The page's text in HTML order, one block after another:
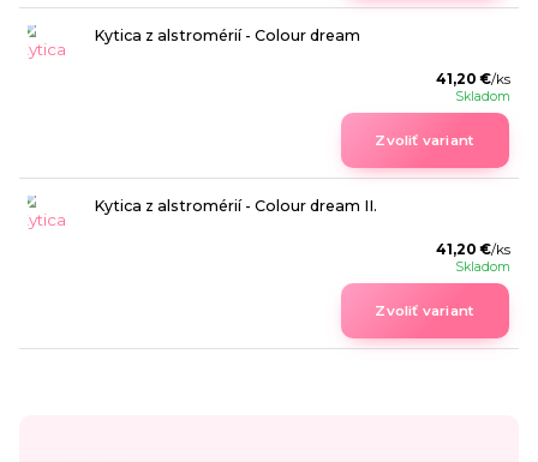
Kytica z alstromérií - Colour dream
41,20 €/ks
Skladom
Zvoliť variant
Kytica z alstromérií - Colour dream II.
41,20 €/ks
Skladom
Zvoliť variant